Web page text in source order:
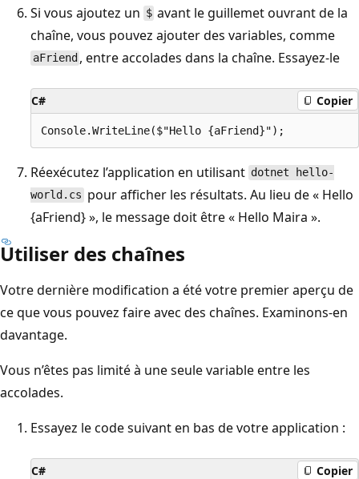
Si vous ajoutez un $ avant le guillemet ouvrant de la
chaîne, vous pouvez ajouter des variables, comme
aFriend , entre accolades dans la chaîne. Essayez-le
C# Copier
Réexécutez l’application en utilisant dotnet hello-
world.cs pour afficher les résultats. Au lieu de « Hello
{aFriend} », le message doit être « Hello Maira ».
Utiliser des chaînes
Votre dernière modification a été votre premier aperçu de
ce que vous pouvez faire avec des chaînes. Examinons-en
davantage.
Vous n’êtes pas limité à une seule variable entre les
accolades.
Essayez le code suivant en bas de votre application :
C# Copier